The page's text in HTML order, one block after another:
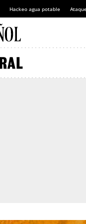
Hackeo agua potable